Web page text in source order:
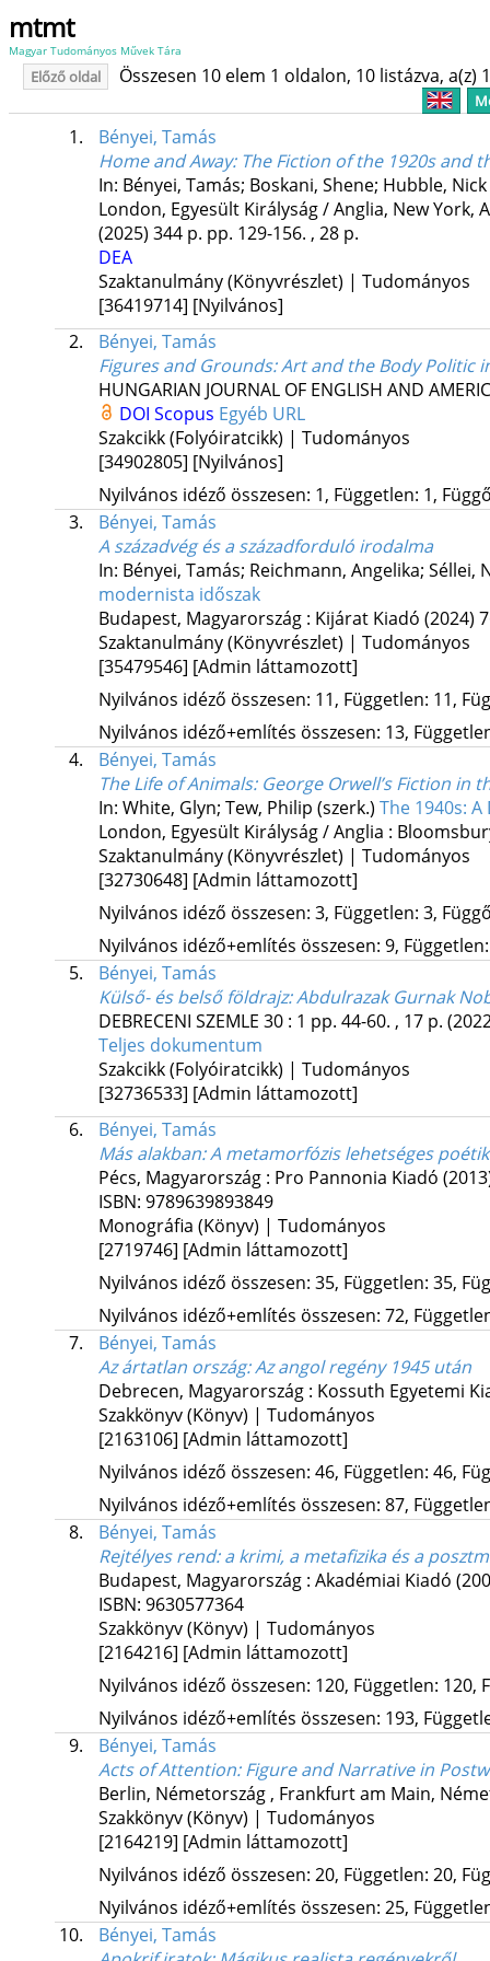
mtmt
Magyar Tudományos Művek Tára
Előző oldal Összesen 10 elem 1 oldalon, 10 listázva, a(z)
1.
Bényei, Tamás
Home and Away: The Fiction of the 1920s and
In: Bényei, Tamás; Boskani, Shene; Hubble,
London, Egyesült Királyság / Anglia, New York,
(2025) 344 p. pp. 129-156. , 28 p.
DEA
Szaktanulmány (Könyvrészlet) | Tudományos
[36419714] [Nyilvános]
2.
Bényei, Tamás
Figures and Grounds: Art and the Body Politic
HUNGARIAN JOURNAL OF ENGLISH AND
DOI Scopus Egyéb URL
Szakcikk (Folyóiratcikk) | Tudományos
[34902805] [Nyilvános]
Nyilvános idéző összesen: 1, Független: 1,
3.
Bényei, Tamás
A századvég és a századforduló irodalma
In: Bényei, Tamás; Reichmann, Angelika; Séllei,
modernista időszak
Budapest, Magyarország : Kijárat Kiadó (2024)
Szaktanulmány (Könyvrészlet) | Tudományos
[35479546] [Admin láttamozott]
Nyilvános idéző összesen: 11, Független: 11,
Nyilvános idéző+említés összesen: 13,
4.
Bényei, Tamás
The Life of Animals: George Orwell’s Fiction in
In: White, Glyn; Tew, Philip (szerk.) The 1940s:
London, Egyesült Királyság / Anglia :
Szaktanulmány (Könyvrészlet) | Tudományos
[32730648] [Admin láttamozott]
Nyilvános idéző összesen: 3, Független: 3,
Nyilvános idéző+említés összesen: 9,
5.
Bényei, Tamás
Külső- és belső földrajz: Abdulrazak Gurnak
DEBRECENI SZEMLE 30: 1 pp. 44-60. , 17 p.
Teljes dokumentum
Szakcikk (Folyóiratcikk) | Tudományos
[32736533] [Admin láttamozott]
6.
Bényei, Tamás
Más alakban: A metamorfózis lehetséges
Pécs, Magyarország : Pro Pannonia Kiadó
ISBN: 9789639893849
Monográfia (Könyv) | Tudományos
[2719746] [Admin láttamozott]
Nyilvános idéző összesen: 35, Független: 35,
Nyilvános idéző+említés összesen: 72,
7.
Bényei, Tamás
Az ártatlan ország: Az angol regény 1945 után
Debrecen, Magyarország : Kossuth Egyetemi
Szakkönyv (Könyv) | Tudományos
[2163106] [Admin láttamozott]
Nyilvános idéző összesen: 46, Független: 46,
Nyilvános idéző+említés összesen: 87,
8.
Bényei, Tamás
Rejtélyes rend: a krimi, a metafizika és a
Budapest, Magyarország : Akadémiai Kiadó
ISBN: 9630577364
Szakkönyv (Könyv) | Tudományos
[2164216] [Admin láttamozott]
Nyilvános idéző összesen: 120, Független: 120,
Nyilvános idéző+említés összesen: 193,
9.
Bényei, Tamás
Acts of Attention: Figure and Narrative in
Berlin, Németország , Frankfurt am Main,
Szakkönyv (Könyv) | Tudományos
[2164219] [Admin láttamozott]
Nyilvános idéző összesen: 20, Független: 20,
Nyilvános idéző+említés összesen: 25,
10.
Bényei, Tamás